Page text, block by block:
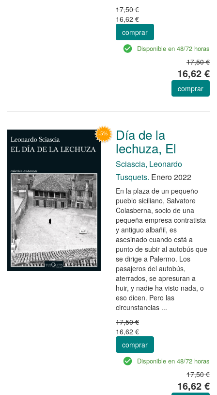
17,50 €
16,62 €
comprar
Disponible en 48/72 horas
17,50 €
16,62 €
comprar
Día de la
lechuza, El
Sciascia, Leonardo
Tusquets. Enero 2022
En la plaza de un pequeño
pueblo siciliano, Salvatore
Colasberna, socio de una
pequeña empresa contratista
y antiguo albañil, es
asesinado cuando está a
punto de subir al autobús que
se dirige a Palermo. Los
pasajeros del autobús,
aterrados, se apresuran a
huir, y nadie ha visto nada, o
eso dicen. Pero las
circunstancias ...
17,50 €
16,62 €
comprar
Disponible en 48/72 horas
17,50 €
16,62 €